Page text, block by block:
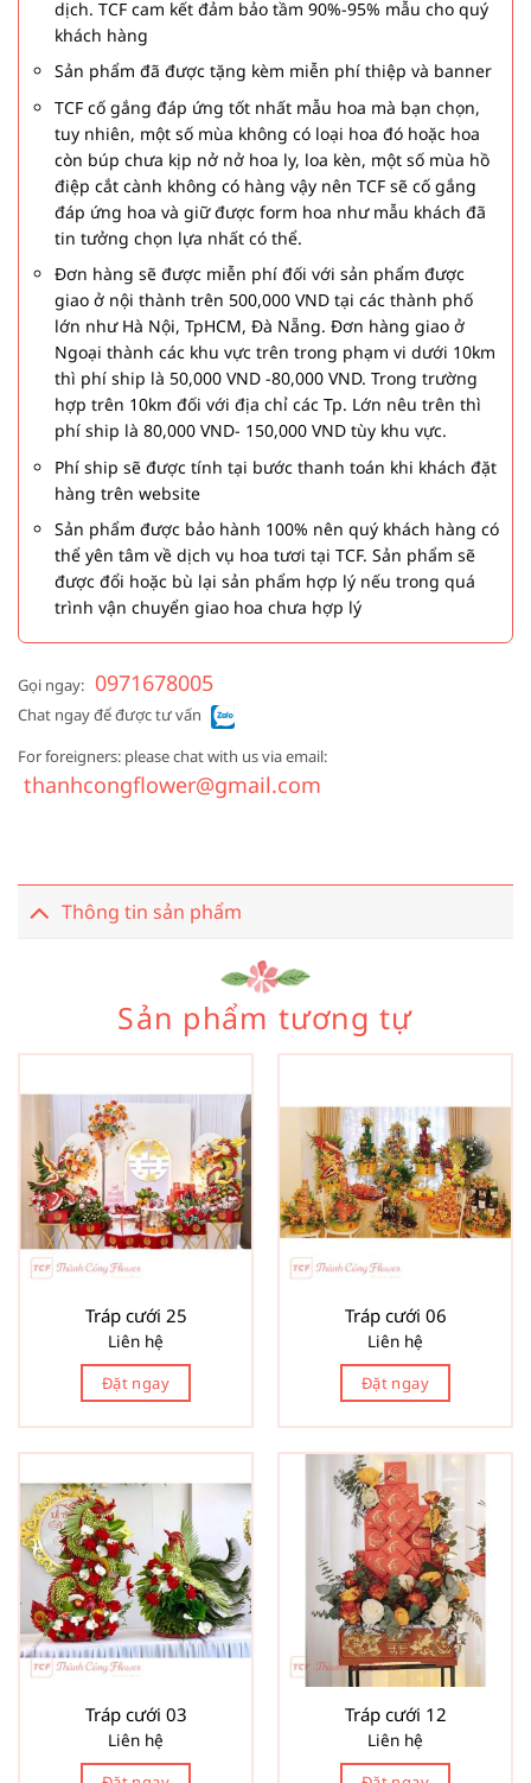
dịch. TCF cam kết đảm bảo tầm 90%-95% mẫu cho quý
khách hàng
Sản phẩm đã được tặng kèm miễn phí thiệp và banner
TCF cố gắng đáp ứng tốt nhất mẫu hoa mà bạn chọn,
tuy nhiên, một số mùa không có loại hoa đó hoặc hoa
còn búp chưa kịp nở nở hoa ly, loa kèn, một số mùa hồ
điệp cắt cành không có hàng vậy nên TCF sẽ cố gắng
đáp ứng hoa và giữ được form hoa như mẫu khách đã
tin tưởng chọn lựa nhất có thể.
Đơn hàng sẽ được miễn phí đối với sản phẩm được
giao ở nội thành trên 500,000 VND tại các thành phố
lớn như Hà Nội, TpHCM, Đà Nẵng. Đơn hàng giao ở
Ngoại thành các khu vực trên trong phạm vi dưới 10km
thì phí ship là 50,000 VND -80,000 VND. Trong trường
hợp trên 10km đối với địa chỉ các Tp. Lớn nêu trên thì
phí ship là 80,000 VND- 150,000 VND tùy khu vực.
Phí ship sẽ được tính tại bước thanh toán khi khách đặt
hàng trên website
Sản phẩm được bảo hành 100% nên quý khách hàng có
thể yên tâm về dịch vụ hoa tươi tại TCF. Sản phẩm sẽ
được đổi hoặc bù lại sản phẩm hợp lý nếu trong quá
trình vận chuyển giao hoa chưa hợp lý
Gọi ngay: 0971678005
Chat ngay để được tư vấn
For foreigners: please chat with us via email:
thanhcongflower@gmail.com
Thông tin sản phẩm
Sản phẩm tương tự
Tráp cưới 25
Liên hệ
Đặt ngay
Tráp cưới 06
Liên hệ
Đặt ngay
Tráp cưới 03
Liên hệ
Tráp cưới 12
Liên hệ